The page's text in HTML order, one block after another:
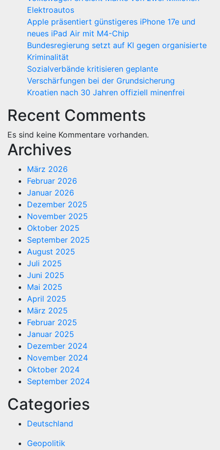
Elektroautos
Apple präsentiert günstigeres iPhone 17e und
neues iPad Air mit M4-Chip
Bundesregierung setzt auf KI gegen organisierte
Kriminalität
Sozialverbände kritisieren geplante
Verschärfungen bei der Grundsicherung
Kroatien nach 30 Jahren offiziell minenfrei
Recent Comments
Es sind keine Kommentare vorhanden.
Archives
März 2026
Februar 2026
Januar 2026
Dezember 2025
November 2025
Oktober 2025
September 2025
August 2025
Juli 2025
Juni 2025
Mai 2025
April 2025
März 2025
Februar 2025
Januar 2025
Dezember 2024
November 2024
Oktober 2024
September 2024
Categories
Deutschland
Geopolitik